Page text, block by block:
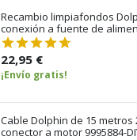
Recambio limpiafondos
conexión a fuente de
22,95 €
¡Envío gratis!
Cable Dolphin de 15 metros
conector a motor 9995884-